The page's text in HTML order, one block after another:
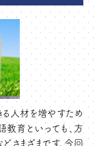
人材を増やすため
育といっても、方
さまざまです。今回